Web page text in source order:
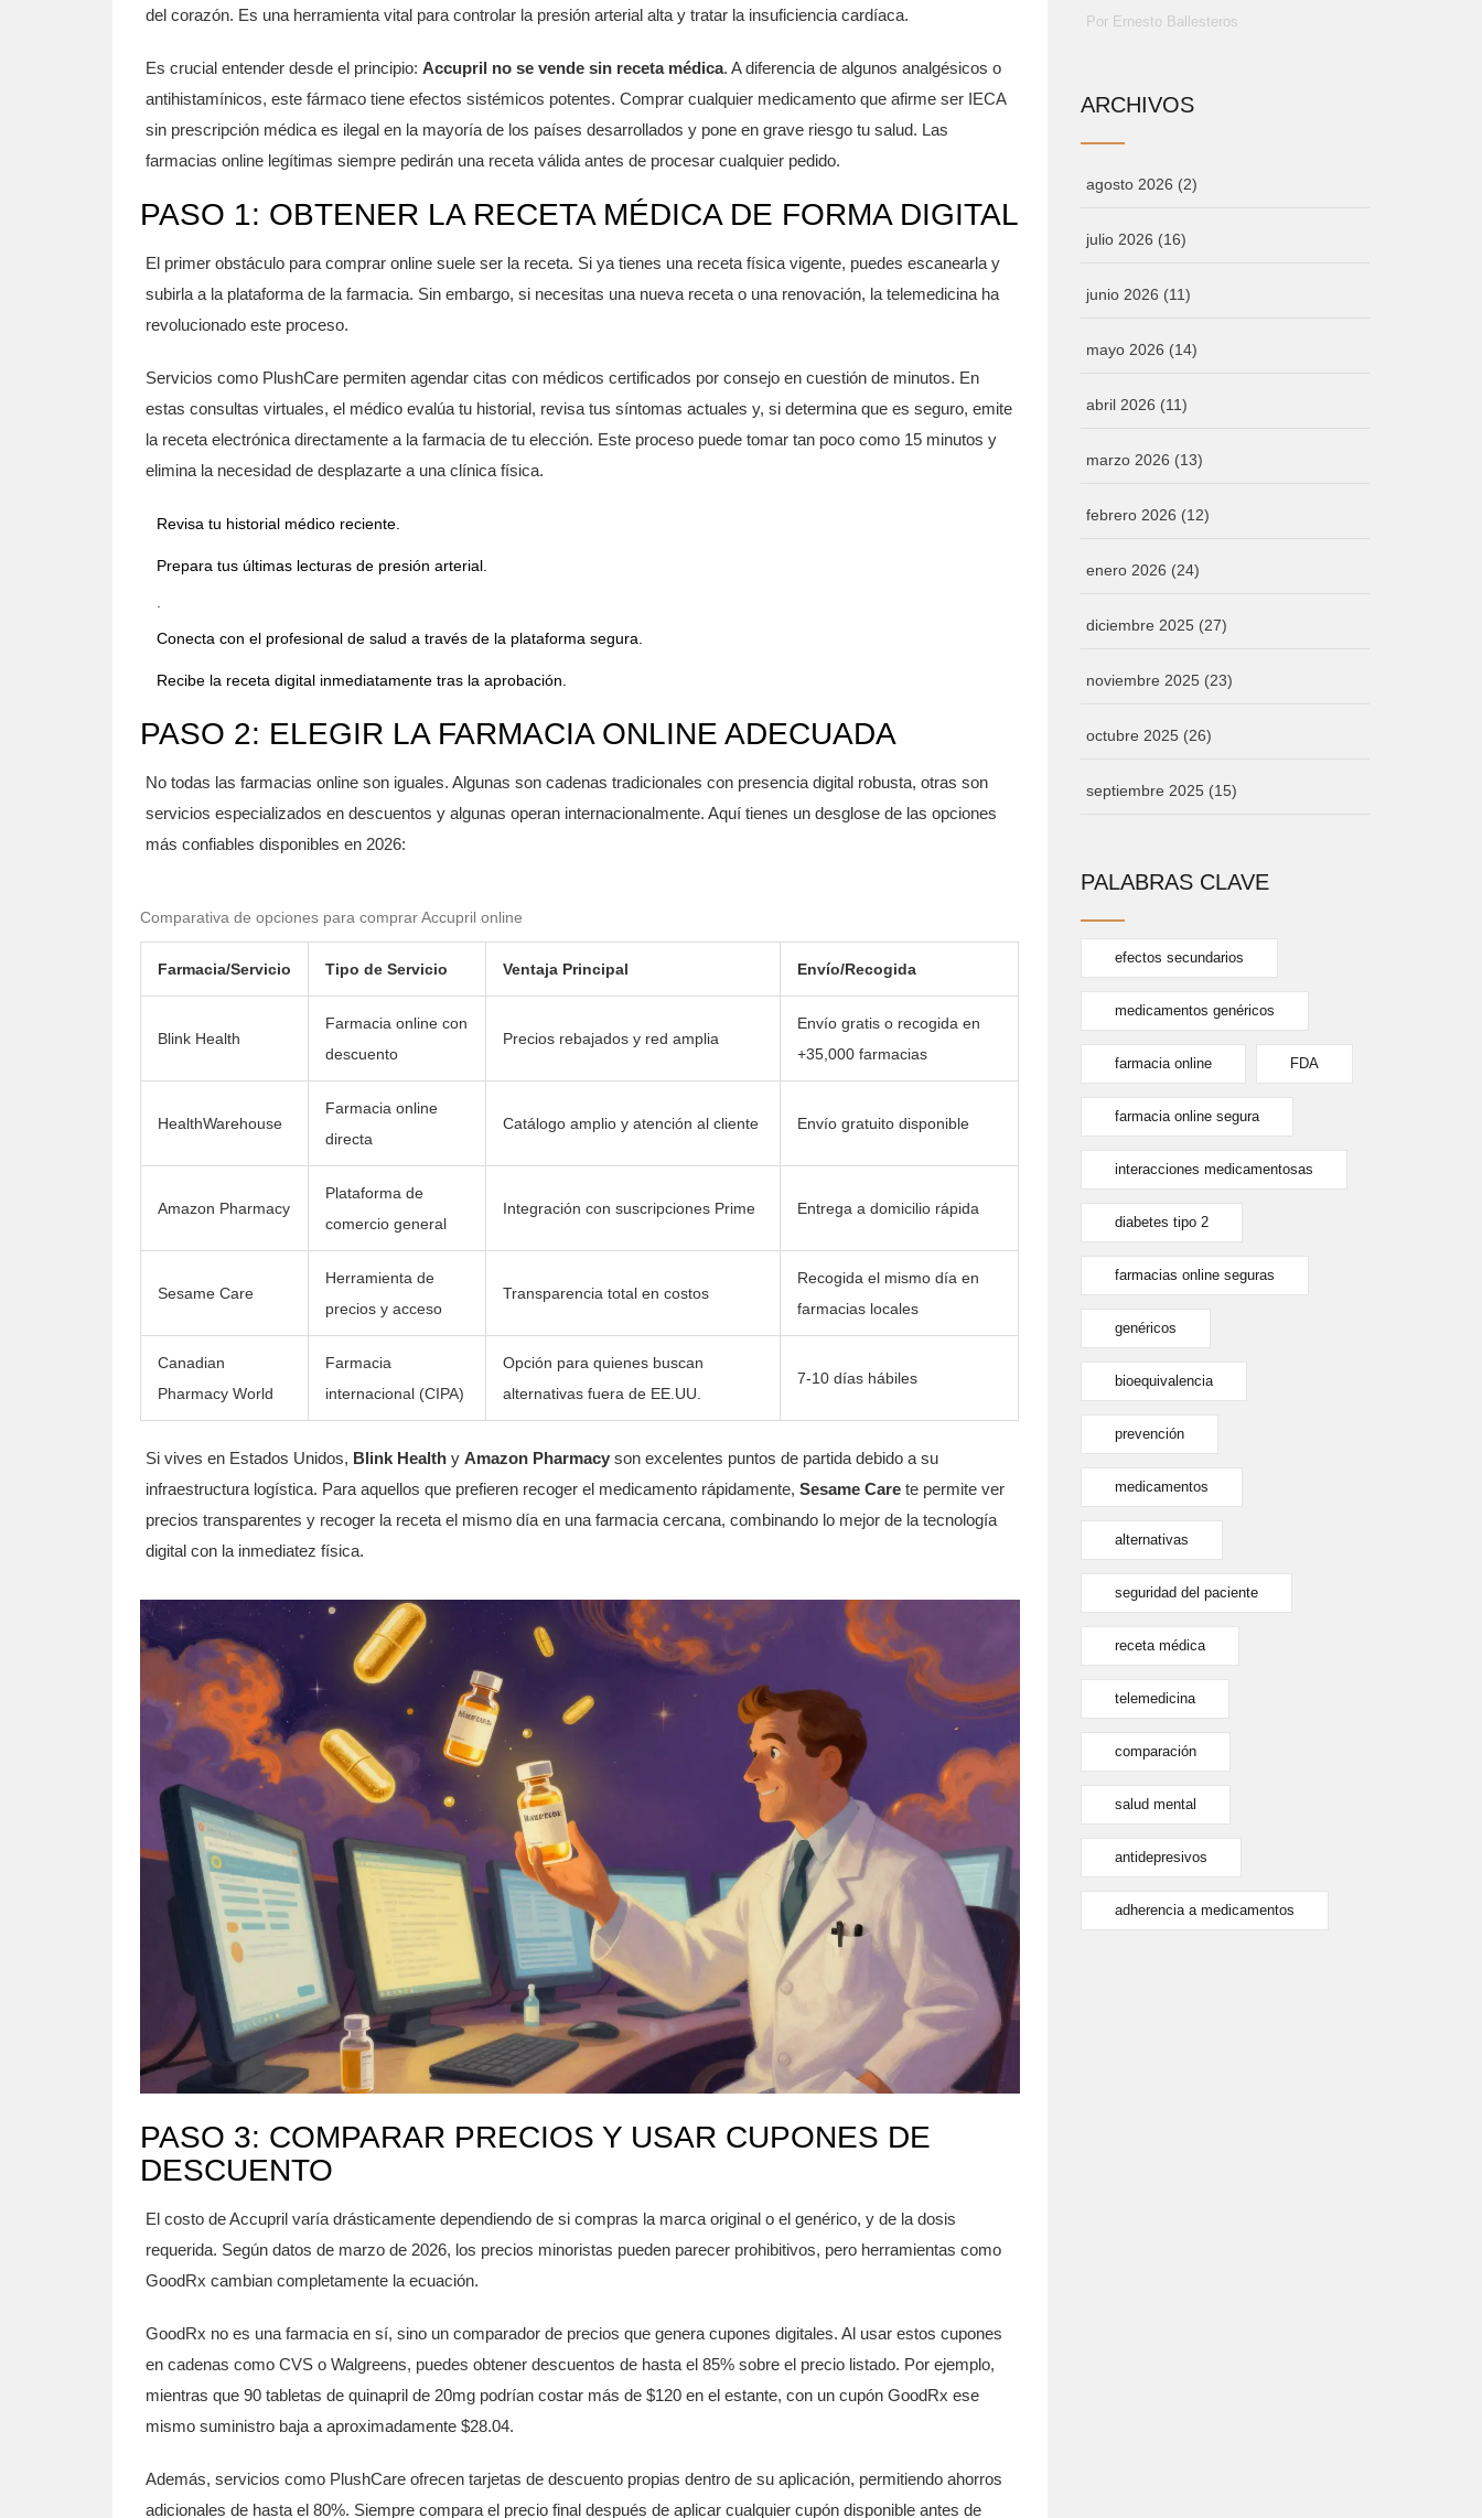
del corazón. Es una herramienta vital para controlar la presión arterial alta y tratar la insuficiencia cardíaca.
Es crucial entender desde el principio: Accupril no se vende sin receta médica. A diferencia de algunos analgésicos o
antihistamínicos, este fármaco tiene efectos sistémicos potentes. Comprar cualquier medicamento que afirme ser IECA
sin prescripción médica es ilegal en la mayoría de los países desarrollados y pone en grave riesgo tu salud. Las
farmacias online legítimas siempre pedirán una receta válida antes de procesar cualquier pedido.
PASO 1: OBTENER LA RECETA MÉDICA DE FORMA DIGITAL
El primer obstáculo para comprar online suele ser la receta. Si ya tienes una receta física vigente, puedes escanearla y
subirla a la plataforma de la farmacia. Sin embargo, si necesitas una nueva receta o una renovación, la telemedicina ha
revolucionado este proceso.
Servicios como PlushCare permiten agendar citas con médicos certificados por consejo en cuestión de minutos. En
estas consultas virtuales, el médico evalúa tu historial, revisa tus síntomas actuales y, si determina que es seguro, emite
la receta electrónica directamente a la farmacia de tu elección. Este proceso puede tomar tan poco como 15 minutos y
elimina la necesidad de desplazarte a una clínica física.
Revisa tu historial médico reciente.
Prepara tus últimas lecturas de presión arterial.
Conecta con el profesional de salud a través de la plataforma segura.
Recibe la receta digital inmediatamente tras la aprobación.
PASO 2: ELEGIR LA FARMACIA ONLINE ADECUADA
No todas las farmacias online son iguales. Algunas son cadenas tradicionales con presencia digital robusta, otras son
servicios especializados en descuentos y algunas operan internacionalmente. Aquí tienes un desglose de las opciones
más confiables disponibles en 2026:
Comparativa de opciones para comprar Accupril online
Farmacia/Servicio Tipo de Servicio Ventaja Principal Envío/Recogida
Blink Health
Farmacia online con
descuento
Precios rebajados y red amplia
Envío gratis o recogida en
+35,000 farmacias
HealthWarehouse
Farmacia online
directa
Catálogo amplio y atención al cliente Envío gratuito disponible
Amazon Pharmacy
Plataforma de
comercio general
Integración con suscripciones Prime Entrega a domicilio rápida
Sesame Care
Herramienta de
precios y acceso
Transparencia total en costos
Recogida el mismo día en
farmacias locales
Canadian
Pharmacy World
Farmacia
internacional (CIPA)
Opción para quienes buscan
alternativas fuera de EE.UU.
7-10 días hábiles
Si vives en Estados Unidos, Blink Health y Amazon Pharmacy son excelentes puntos de partida debido a su
infraestructura logística. Para aquellos que prefieren recoger el medicamento rápidamente, Sesame Care te permite ver
precios transparentes y recoger la receta el mismo día en una farmacia cercana, combinando lo mejor de la tecnología
digital con la inmediatez física.
PASO 3: COMPARAR PRECIOS Y USAR CUPONES DE
DESCUENTO
El costo de Accupril varía drásticamente dependiendo de si compras la marca original o el genérico, y de la dosis
requerida. Según datos de marzo de 2026, los precios minoristas pueden parecer prohibitivos, pero herramientas como
GoodRx cambian completamente la ecuación.
GoodRx no es una farmacia en sí, sino un comparador de precios que genera cupones digitales. Al usar estos cupones
en cadenas como CVS o Walgreens, puedes obtener descuentos de hasta el 85% sobre el precio listado. Por ejemplo,
mientras que 90 tabletas de quinapril de 20mg podrían costar más de $120 en el estante, con un cupón GoodRx ese
mismo suministro baja a aproximadamente $28.04.
Además, servicios como PlushCare ofrecen tarjetas de descuento propias dentro de su aplicación, permitiendo ahorros
adicionales de hasta el 80%. Siempre compara el precio final después de aplicar cualquier cupón disponible antes de
Por Ernesto Ballesteros
ARCHIVOS
agosto 2026 (2)
julio 2026 (16)
junio 2026 (11)
mayo 2026 (14)
abril 2026 (11)
marzo 2026 (13)
febrero 2026 (12)
enero 2026 (24)
diciembre 2025 (27)
noviembre 2025 (23)
octubre 2025 (26)
septiembre 2025 (15)
PALABRAS CLAVE
efectos secundarios
medicamentos genéricos
farmacia online FDA
farmacia online segura
interacciones medicamentosas
diabetes tipo 2
farmacias online seguras
genéricos
bioequivalencia
prevención
medicamentos
alternativas
seguridad del paciente
receta médica
telemedicina
comparación
salud mental
antidepresivos
adherencia a medicamentos